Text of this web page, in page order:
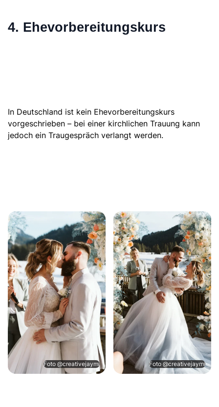
4. Ehevorbereitungskurs
In Deutschland ist kein Ehevorbereitungskurs
vorgeschrieben – bei einer kirchlichen Trauung kann
jedoch ein Traugespräch verlangt werden.
Foto @creativejaymi Foto @creativejaymi